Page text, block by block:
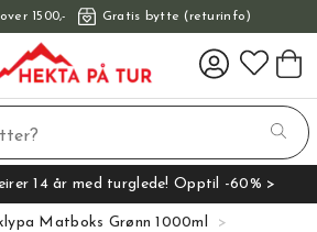
1500,- Gratis bytte (returinfo)
14 år med turglede! Opptil -60% >
Matboks Grønn 1000ml